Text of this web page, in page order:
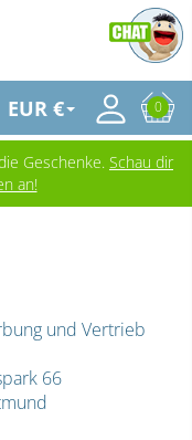
EUR € 0
Geschenke. Schau dir
an!
und Vertrieb
66